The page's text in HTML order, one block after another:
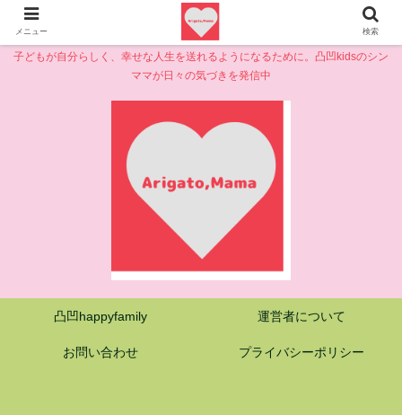
子どもが自分らしく、幸せな人生を送れるようになるために。凸凹kidsのシン
ママが日々の気づきを発信中
凸凹happyfamily 運営者について
お問い合わせ プライバシーポリシー
メニュー 検索